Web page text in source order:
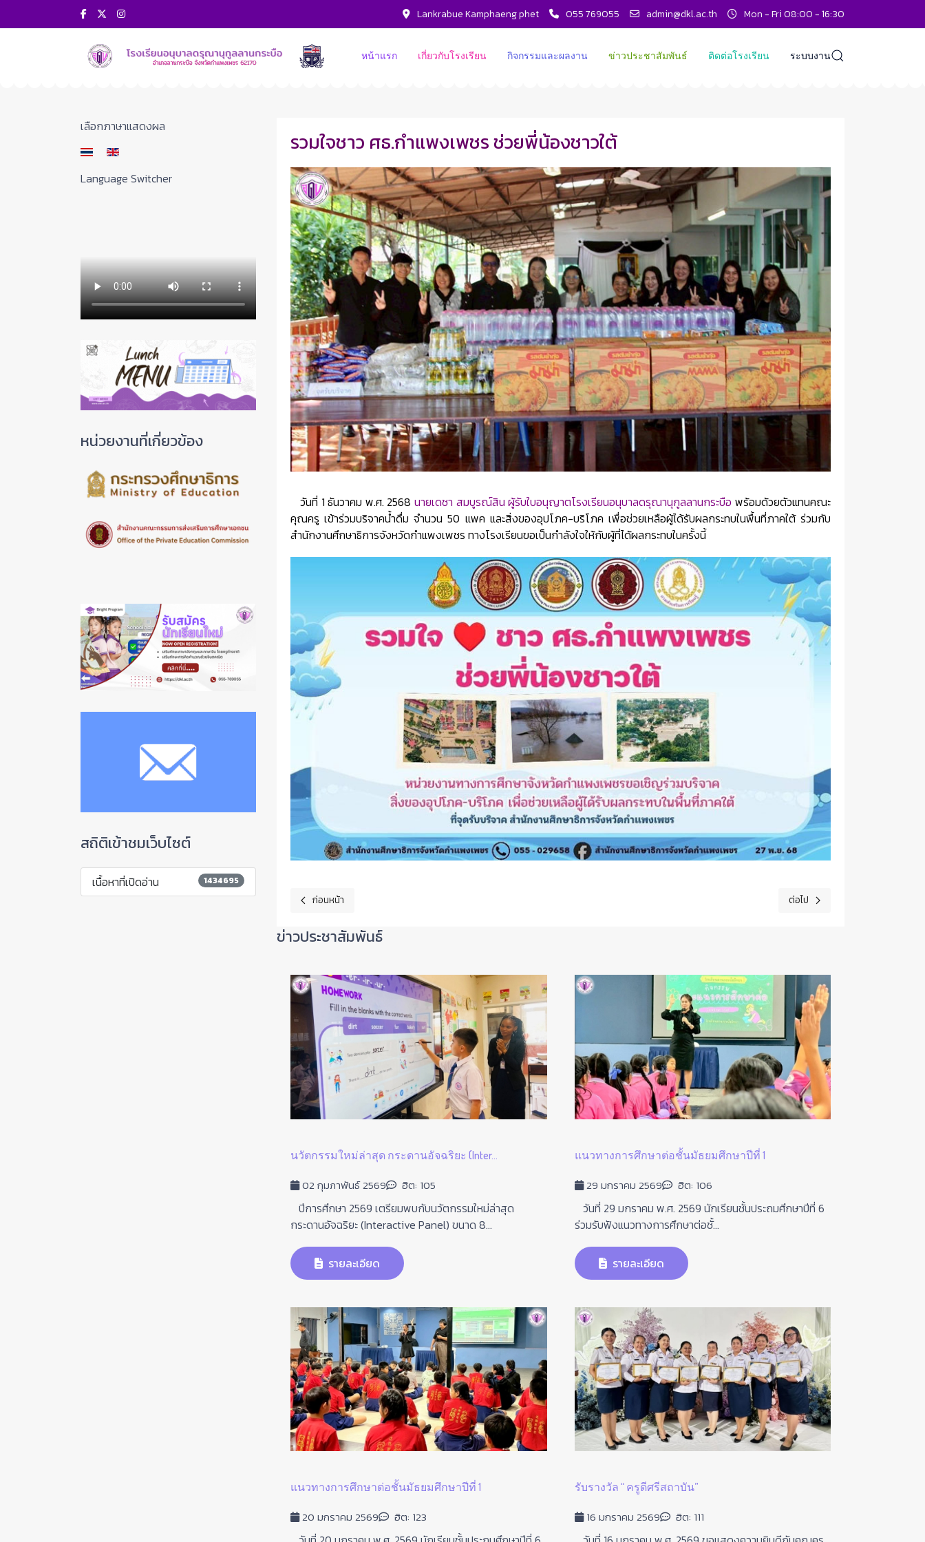
Lankrabue Kamphaeng phet 055 769055 admin@dkl.ac.th Mon - Fri 08:00 - 16:30
หน้าแรก เกี่ยวกับโรงเรียน กิจกรรมและผลงาน ข่าวประชาสัมพันธ์ ติดต่อโรงเรียน ระบบงาน
เลือกภาษาของคุณ
เลือกภาษาแสดงผล
Language Switcher
หน่วยงานที่เกี่ยวข้อง
สถิติเข้าชมเว็บไซต์
เนื้อหาที่เปิดอ่าน 1434695
รวมใจชาว ศธ.กำแพงเพชร ช่วยพี่น้องชาวใต้
วันที่ 1 ธันวาคม พ.ศ. 2568นายเดชา สมบูรณ์สิน ผู้รับใบอนุญาตโรงเรียนอนุบาลดรุณานุกูลลานกระบือพร้อมด้วยตัวแทนคณะ
คุณครู เข้าร่วมบริจาคน้ำดื่ม จำนวน 50 แพค และสิ่งของอุปโภค-บริโภค เพื่อช่วยเหลือผู้ได้รับผลกระทบในพื้นที่ภาคใต้ ร่วมกับ
สำนักงานศึกษาธิการจังหวัดกำแพงเพชร ทางโรงเรียนขอเป็นกำลังใจให้กับผู้ที่ได้ผลกระทบในครั้งนี้
เนื้อหาก่อนหน้า: รับสมัครนักเรียนใหม่ ปีการศึกษา 2569
ก่อนหน้า เนื้อหาถัดไป: TLK Sport 2025
ต่อไป
ข่าวประชาสัมพันธ์
นวัตกรรมใหม่ล่าสุด กระดานอัจฉริยะ (Inter...
02 กุมภาพันธ์ 2569 ฮิต: 105
ปีการศึกษา 2569 เตรียมพบกับนวัตกรรมใหม่ล่าสุด
กระดานอัจฉริยะ (Interactive Panel) ขนาด 8...
รายละเอียด
แนวทางการศึกษาต่อชั้นมัธยมศึกษาปีที่ 1
20 มกราคม 2569 ฮิต: 123
แนวทางการศึกษาต่อชั้นมัธยมศึกษาปีที่ 1
29 มกราคม 2569 ฮิต: 106
วันที่ 29 มกราคม พ.ศ. 2569 นักเรียนชั้นประถมศึกษาปีที่ 6
ร่วมรับฟังแนวทางการศึกษาต่อชั้...
รายละเอียด
รับรางวัล “ ครูดีศรีสถาบัน”
16 มกราคม 2569 ฮิต: 111